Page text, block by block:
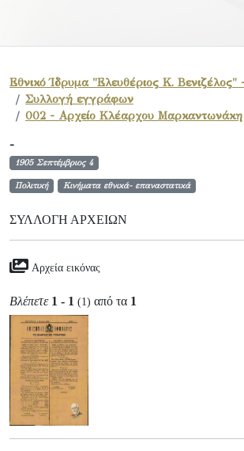
Εθνικό Ίδρυμα "Ελευθέριος Κ. Βενιζέλος"
Συλλογή εγγράφων
002 - Αρχείο Κλέαρχου Μαρκαντωνάκη
-
1905 Σεπτέμβριος 4
Πολιτική Κινήματα εθνικά- επαναστατικά
ΣΥΛΛΟΓΉ ΑΡΧΕΊΩΝ
Αρχεία εικόνας
Βλέπετε 1 - 1 (1) από τα 1